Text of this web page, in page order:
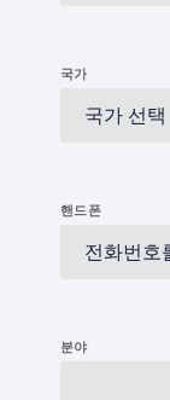
국가
핸드폰
분야